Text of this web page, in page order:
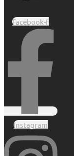
Facebook-f
Instagram